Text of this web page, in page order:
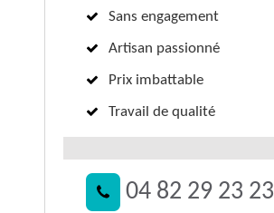
Sans engagement
Artisan passionné
Prix imbattable
Travail de qualité
04 82 29 23 23